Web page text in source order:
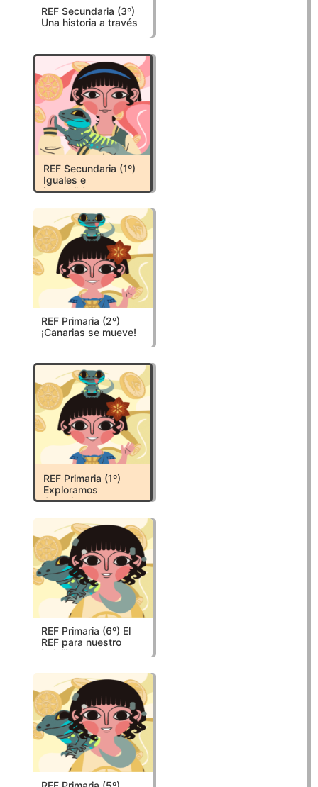
REF Secundaria (3º)
Una historia a través
de una familia. De los
REF Secundaria (1º)
Iguales e
irrepetibles:
magia de nuestras
diferencias
REF Primaria (2º)
¡Canarias se mueve!
REF Primaria (1º)
Exploramos
Canarias:
el REF y nuestros
productos locales
REF Primaria (6º) El
REF para nuestro
bolsillo